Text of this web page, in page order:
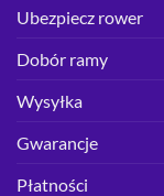
Ubezpiecz rower
Dobór ramy
Wysyłka
Gwarancje
Płatności